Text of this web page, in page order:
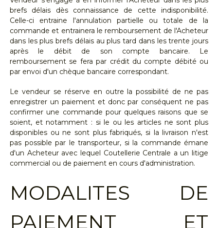
brefs délais dès connaissance de cette indisponibilité.
Celle-ci entraine l'annulation partielle ou totale de la
commande et entrainera le remboursement de l'Acheteur
dans les plus brefs délais au plus tard dans les trente jours
après le débit de son compte bancaire. Le
remboursement se fera par crédit du compte débité ou
par envoi d'un chèque bancaire correspondant.
Le vendeur se réserve en outre la possibilité de ne pas
enregistrer un paiement et donc par conséquent ne pas
confirmer une commande pour quelques raisons que se
soient, et notamment : si le ou les articles ne sont plus
disponibles ou ne sont plus fabriqués, si la livraison n'est
pas possible par le transporteur, si la commande émane
d'un Acheteur avec lequel Coutellerie Centrale a un litige
commercial ou de paiement en cours d'administration.
MODALITES DE
PAIEMENT ET